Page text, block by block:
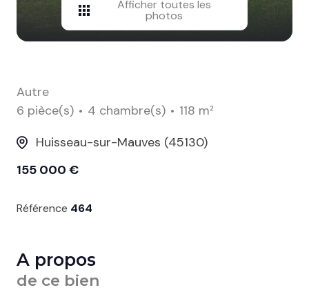
Afficher toutes les
photos
Autre
6 pièce(s)
4 chambre(s)
118 m²
Huisseau-sur-Mauves (45130)
155 000 €
Référence 464
A propos
de ce bien